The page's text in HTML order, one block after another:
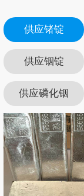
供应锗锭
供应铟锭
供应磷化铟